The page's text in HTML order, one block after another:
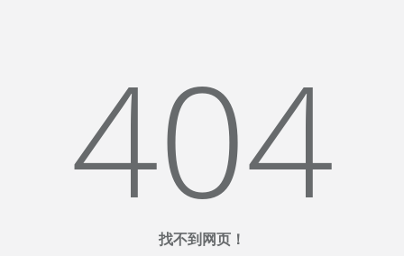
404
找不到网页！